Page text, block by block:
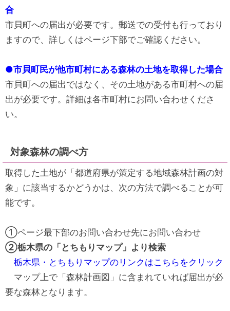
合
市貝町への届出が必要です。郵送での受付も行っており
ますので、詳しくはページ下部でご確認ください。
●市貝町民が他市町村にある森林の土地を取得した場合
市貝町への届出ではなく、その土地がある市町村への届
出が必要です。詳細は各市町村にお問い合わせくださ
い。
対象森林の調べ方
取得した土地が「都道府県が策定する地域森林計画の対
象」に該当するかどうかは、次の方法で調べることが可
能です。
①ページ最下部のお問い合わせ先にお問い合わせ
②栃木県の「とちもりマップ」より検索
栃木県・とちもりマップのリンクはこちらをクリック
マップ上で「森林計画図」に含まれていれば届出が必
要な森林となります。